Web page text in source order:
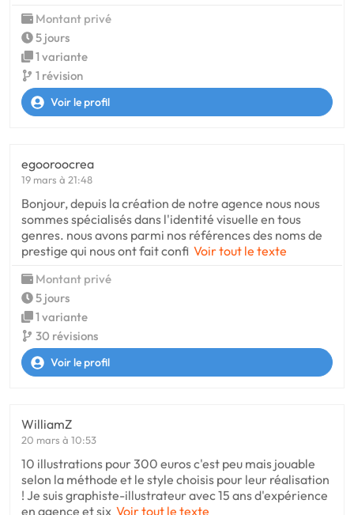
Montant privé
5 jours
1 variante
1 révision
Voir le profil
egooroocrea
19 mars à 21:48
Bonjour, depuis la création de notre agence nous nous
sommes spécialisés dans l'identité visuelle en tous
genres. nous avons parmi nos références des noms de
prestige qui nous ont fait confi Voir tout le texte
Montant privé
5 jours
1 variante
30 révisions
Voir le profil
WilliamZ
20 mars à 10:53
10 illustrations pour 300 euros c'est peu mais jouable
selon la méthode et le style choisis pour leur réalisation
! Je suis graphiste-illustrateur avec 15 ans d'expérience
en agence et six Voir tout le texte